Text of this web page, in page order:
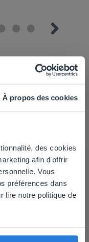
À propos des cookies
des cookies
afin d'offrir
Vous
préférences dans
lire notre politique de
!
: Été
match
you might
There you'll
Français